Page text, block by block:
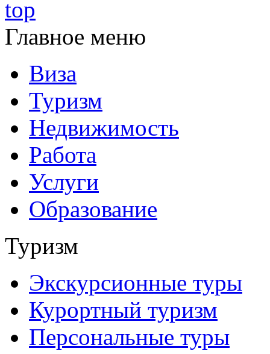
Главное меню
Виза
Туризм
Недвижимость
Работа
Услуги
Образование
Туризм
Экскурсионные туры
Курортный туризм
Персональные туры